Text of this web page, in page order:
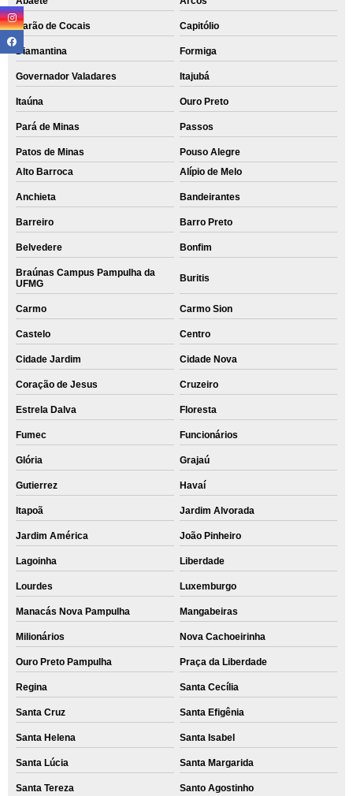
Barão de Cocais Capitólio
Diamantina Formiga
Governador Valadares Itajubá
Itaúna Ouro Preto
Pará de Minas Passos
Patos de Minas
Pouso Alegre
Alto Barroca
Alípio de Melo
Anchieta Bandeirantes
Barreiro Barro Preto
Belvedere Bonfim
Braúnas Campus Pampulha da
UFMG
Buritis
Carmo Carmo Sion
Castelo Centro
Cidade Jardim Cidade Nova
Coração de Jesus Cruzeiro
Estrela Dalva Floresta
Fumec Funcionários
Glória Grajaú
Gutierrez Havaí
Itapoã Jardim Alvorada
Jardim América João Pinheiro
Lagoinha Liberdade
Lourdes Luxemburgo
Manacás Nova Pampulha Mangabeiras
Milionários Nova Cachoeirinha
Ouro Preto Pampulha Praça da Liberdade
Regina Santa Cecília
Santa Cruz Santa Efigênia
Santa Helena Santa Isabel
Santa Lúcia Santa Margarida
Santa Tereza Santo Agostinho